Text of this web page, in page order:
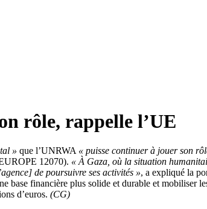
rôle, rappelle l’UE
» que l’UNRWA « puisse continuer à jouer son
12070). « À Gaza, où la situation
de poursuivre ses activités », a expliqué la
base financière plus solide et durable et mobiliser
d’euros. (CG)